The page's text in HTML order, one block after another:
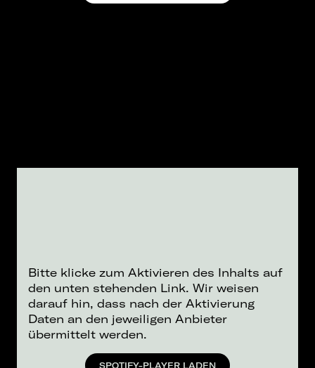
Bitte klicke zum Aktivieren des Inhalts auf
den unten stehenden Link. Wir weisen
darauf hin, dass nach der Aktivierung
Daten an den jeweiligen Anbieter
übermittelt werden.
SPOTIFY-PLAYER LADEN